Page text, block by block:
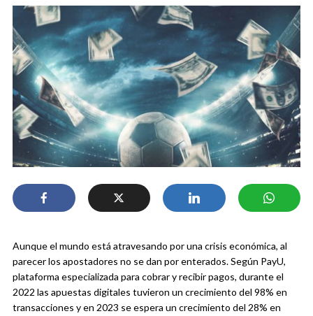
Aunque el mundo está atravesando por una crisis económica, al
parecer los apostadores no se dan por enterados. Según PayU,
plataforma especializada para cobrar y recibir pagos, durante el
2022 las apuestas digitales tuvieron un crecimiento del 98% en
transacciones y en 2023 se espera un crecimiento del 28% en